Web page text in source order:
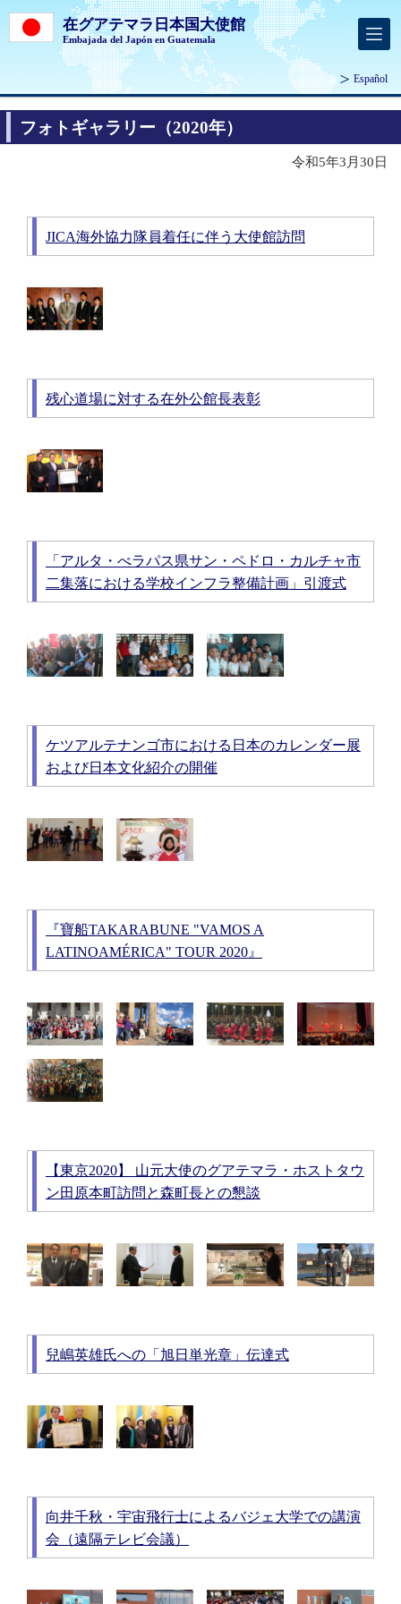
在グアテマラ日本国大使館
Embajada del Japón en Guatemala
Español
フォトギャラリー（2020年）
令和5年3月30日
JICA海外協力隊員着任に伴う大使館訪問
残心道場に対する在外公館長表彰
「アルタ・べラパス県サン・ペドロ・カルチャ市
二集落における学校インフラ整備計画」引渡式
ケツアルテナンゴ市における日本のカレンダー展
および日本文化紹介の開催
『寶船TAKARABUNE "VAMOS A
LATINOAMÉRICA" TOUR 2020』
【東京2020】 山元大使のグアテマラ・ホストタウ
ン田原本町訪問と森町長との懇談
兒嶋英雄氏への「旭日単光章」伝達式
向井千秋・宇宙飛行士によるバジェ大学での講演
会（遠隔テレビ会議）